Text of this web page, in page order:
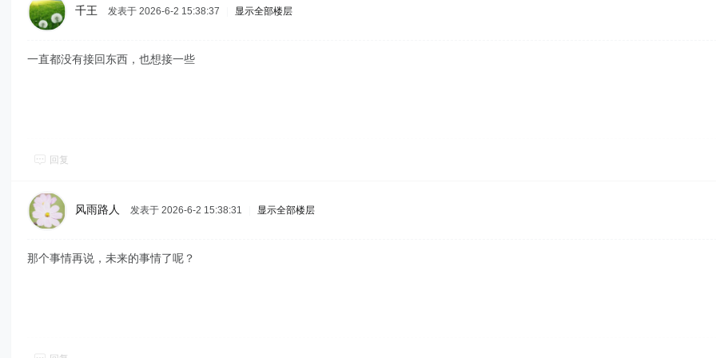
千王 发表于 2026-6-2 15:38:37 显示全部楼层
一直都没有接回东西，也想接一些
回复
风雨路人 发表于 2026-6-2 15:38:31 显示全部楼层
那个事情再说，未来的事情了呢？